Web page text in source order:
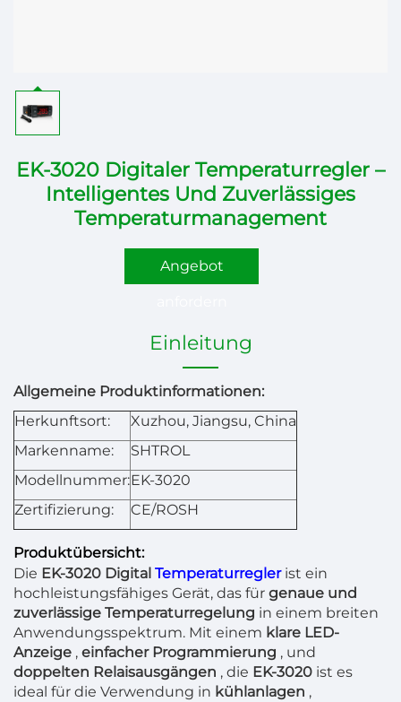
EK-3020 Digitaler Temperaturregler –
Intelligentes Und Zuverlässiges
Temperaturmanagement
Angebot
Einleitung
Allgemeine Produktinformationen:
Herkunftsort:
Xuzhou, Jiangsu, China
Markenname:
SHTROL
Modellnummer:EK-3020
Zertifizierung:
CE/ROSH
Produktübersicht:
Die EK-3020 Digital Temperaturregler ist ein
hochleistungsfähiges Gerät, das für genaue und
zuverlässige Temperaturregelung in einem breiten
Anwendungsspektrum. Mit einem klare LED-
Anzeige , einfacher Programmierung , und
doppelten Relaisausgängen , die EK-3020 ist es
ideal für die Verwendung in kühlanlagen ,